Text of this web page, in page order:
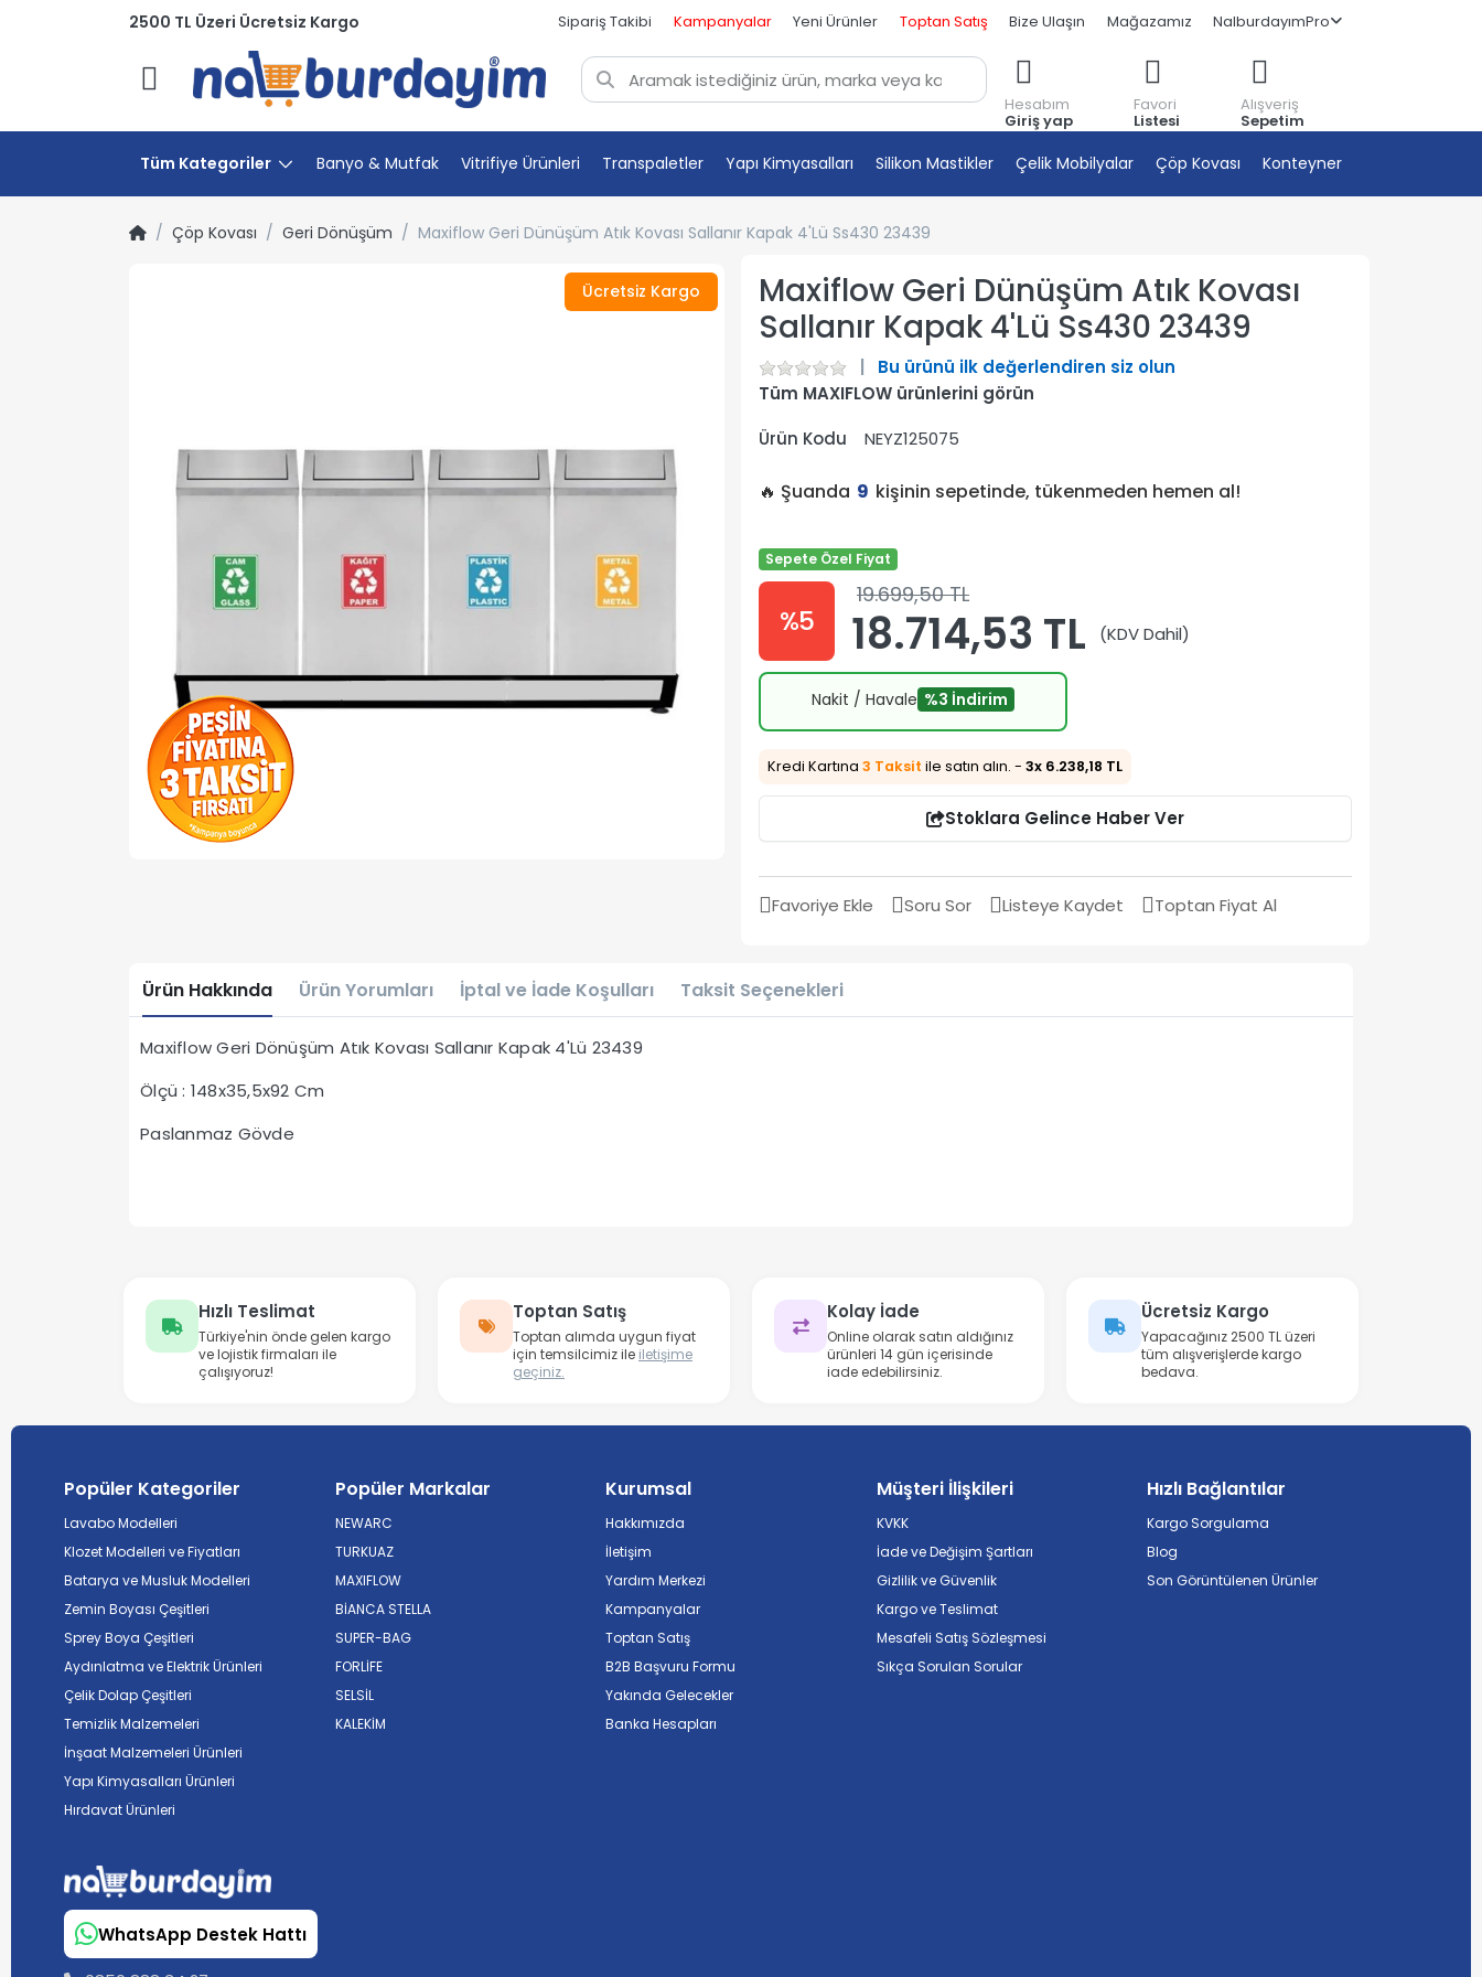
2500 TL Üzeri Ücretsiz Kargo Sipariş Takibi Kampanyalar Yeni Ürünler Toptan Satış Bize Ulaşın Mağazamız NalburdayımPro
Menü
Hesabım
Giriş yap
Favori
Listesi
Alışveriş
Sepetim
Tüm Kategoriler Banyo & Mutfak Vitrifiye Ürünleri Transpaletler Yapı Kimyasalları Silikon Mastikler Çelik Mobilyalar Çöp Kovası Konteyner
Çöp Kovası Geri Dönüşüm Maxiflow Geri Dünüşüm Atık Kovası Sallanır Kapak 4'Lü Ss430 23439
Ücretsiz Kargo
Maxiflow Geri Dünüşüm Atık Kovası
Sallanır Kapak 4'Lü Ss430 23439
Bu ürünü ilk değerlendiren siz olun
Tüm MAXIFLOW ürünlerini görün
Ürün Kodu
NEYZ125075
🔥 Şuanda 9 kişinin sepetinde, tükenmeden hemen al!
Sepete Özel Fiyat
%5
19.699,50 TL
18.714,53 TL (KDV Dahil)
Nakit / Havale %3 İndirim
Kredi Kartına 3 Taksit ile satın alın. - 3x 6.238,18 TL
Stoklara Gelince Haber Ver
Favoriye Ekle Soru Sor Listeye Kaydet Toptan Fiyat Al
Ürün Hakkında Ürün Yorumları İptal ve İade Koşulları Taksit Seçenekleri
Maxiflow Geri Dönüşüm Atık Kovası Sallanır Kapak 4'Lü 23439
Ölçü : 148x35,5x92 Cm
Paslanmaz Gövde
Hızlı Teslimat
Türkiye'nin önde gelen kargo
ve lojistik firmaları ile
çalışıyoruz!
Toptan Satış
Toptan alımda uygun fiyat
için temsilcimiz ile iletişime
geçiniz.
Kolay İade
Online olarak satın aldığınız
ürünleri 14 gün içerisinde
iade edebilirsiniz.
Ücretsiz Kargo
Yapacağınız 2500 TL üzeri
tüm alışverişlerde kargo
bedava.
Popüler Kategoriler
Lavabo Modelleri
Klozet Modelleri ve Fiyatları
Batarya ve Musluk Modelleri
Zemin Boyası Çeşitleri
Sprey Boya Çeşitleri
Aydınlatma ve Elektrik Ürünleri
Çelik Dolap Çeşitleri
Temizlik Malzemeleri
İnşaat Malzemeleri Ürünleri
Yapı Kimyasalları Ürünleri
Hırdavat Ürünleri
Popüler Markalar
NEWARC
TURKUAZ
MAXIFLOW
BİANCA STELLA
SUPER-BAG
FORLİFE
SELSİL
KALEKİM
Kurumsal
Hakkımızda
İletişim
Yardım Merkezi
Kampanyalar
Toptan Satış
B2B Başvuru Formu
Yakında Gelecekler
Banka Hesapları
Müşteri İlişkileri
KVKK
İade ve Değişim Şartları
Gizlilik ve Güvenlik
Kargo ve Teslimat
Mesafeli Satış Sözleşmesi
Sıkça Sorulan Sorular
Hızlı Bağlantılar
Kargo Sorgulama
Blog
Son Görüntülenen Ürünler
WhatsApp Destek Hattı